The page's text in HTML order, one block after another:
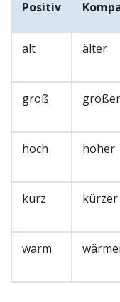
Positiv
alt älter
groß größer
hoch höher
kurz kürzer
warm